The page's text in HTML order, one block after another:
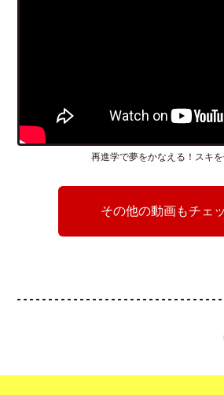
再進学で夢をかなえる！スキを
その他の動画もチェ